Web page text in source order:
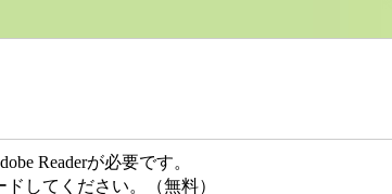
Readerが必要です。
してください。（無料）